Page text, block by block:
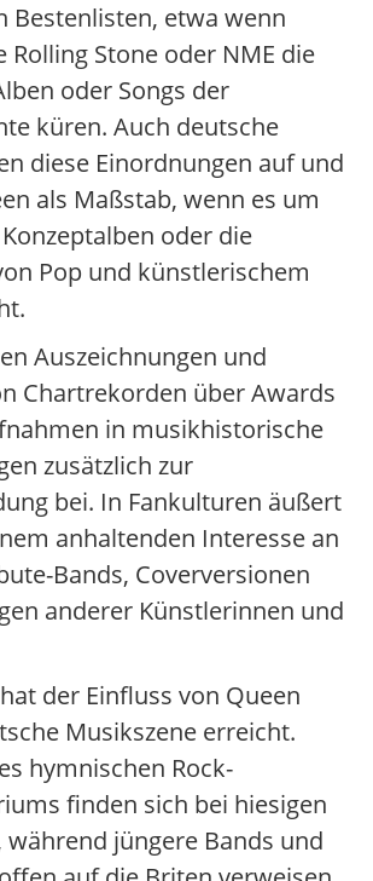
Bestenlisten, etwa wenn
Rolling Stone oder NME die
oder Songs der
küren. Auch deutsche
diese Einordnungen auf und
als Maßstab, wenn es um
oder die
Pop und künstlerischem
Auszeichnungen und
Chartrekorden über Awards
in musikhistorische
zusätzlich zur
bei. In Fankulturen äußert
anhaltenden Interesse an
Bands, Coverversionen
anderer Künstlerinnen und
der Einfluss von Queen
Musikszene erreicht.
hymnischen Rock-
finden sich bei hiesigen
während jüngere Bands und